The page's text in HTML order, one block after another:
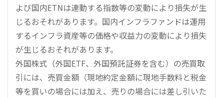
よび国内ETNは連動する指数等の変動により損失が生
じるおそれがあります。国内インフラファンドは運用
するインフラ資産等の価格や収益力の変動により損失
が生じるおそれがあります。
外国株式（外国ETF、外国預託証券を含む）の売買取
引には、売買金額（現地約定金額に現地手数料と税金
等を買いの場合には加え、売りの場合には差し引いた